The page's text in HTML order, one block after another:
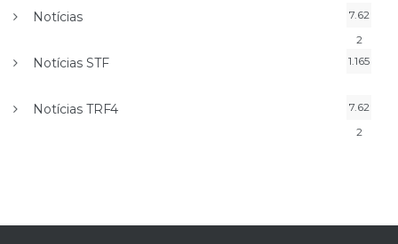
Notícias
7.62
2
Notícias STF 1.165
Notícias TRF4
7.62
2